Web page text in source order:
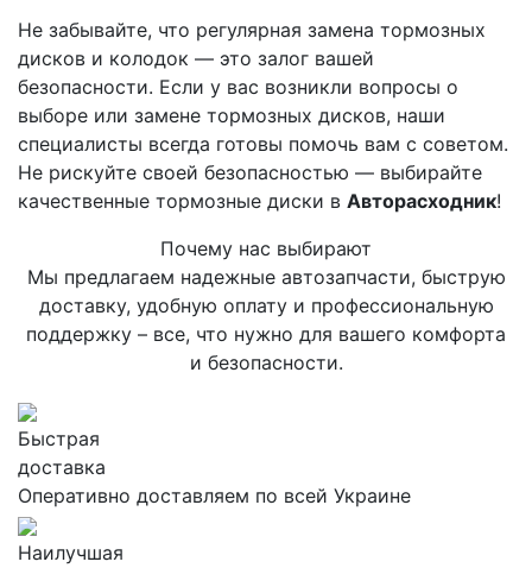
Не забывайте, что регулярная замена тормозных
дисков и колодок — это залог вашей
безопасности. Если у вас возникли вопросы о
выборе или замене тормозных дисков, наши
специалисты всегда готовы помочь вам с советом.
Не рискуйте своей безопасностью — выбирайте
качественные тормозные диски в Авторасходник!
Почему нас выбирают
Мы предлагаем надежные автозапчасти, быструю
доставку, удобную оплату и профессиональную
поддержку – все, что нужно для вашего комфорта
и безопасности.
Быстрая
доставка
Оперативно доставляем по всей Украине
Наилучшая